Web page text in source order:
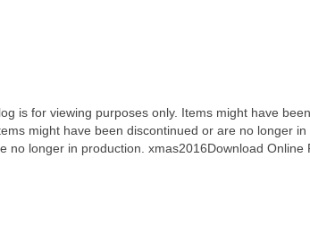
is for viewing purposes only. Items might have
might have been discontinued or are no longer
no longer in production. xmas2016Download